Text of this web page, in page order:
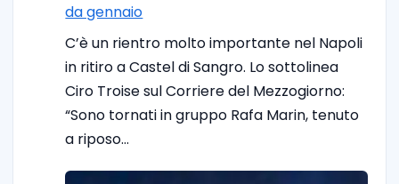
da gennaio
C’è un rientro molto importante nel Napoli
in ritiro a Castel di Sangro. Lo sottolinea
Ciro Troise sul Corriere del Mezzogiorno:
“Sono tornati in gruppo Rafa Marin, tenuto
a riposo…